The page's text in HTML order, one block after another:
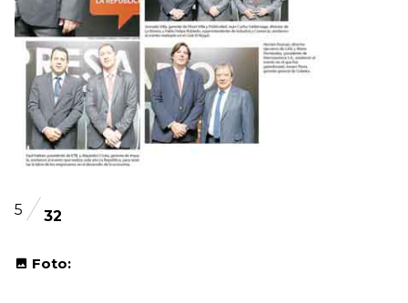
5 32
Foto: